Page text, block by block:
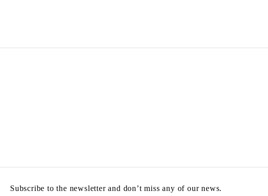
Subscribe to the newsletter and don’t miss any of our news.